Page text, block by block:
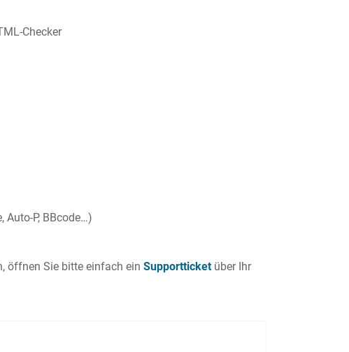
Checker
Auto-P, BBcode…)
öffnen Sie bitte einfach einSupportticketüber Ihr